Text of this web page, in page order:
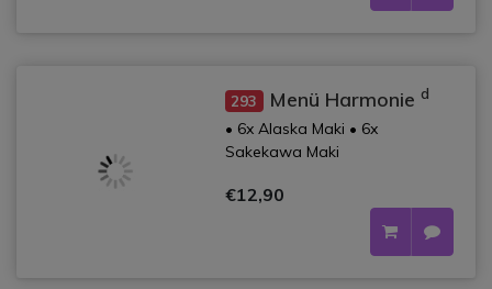
293 Menü Harmonie d
• 6x Alaska Maki • 6x
Sakekawa Maki
€12,90